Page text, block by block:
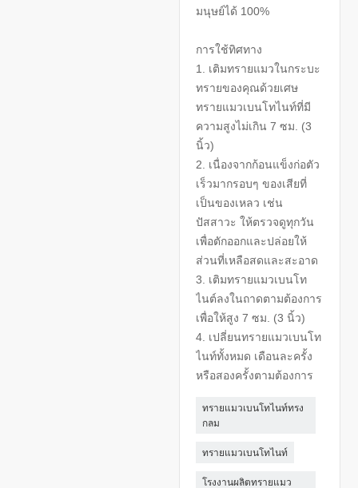
มนุษย์ได้ 100%
การใช้ทิศทาง
1. เติมทรายแมวในกระบะ
ทรายของคุณด้วยเศษ
ทรายแมวเบนโทไนท์ที่มี
ความสูงไม่เกิน 7 ซม. (3
นิ้ว)
2. เนื่องจากก้อนแข็งก่อตัว
เร็วมากรอบๆ ของเสียที่
เป็นของเหลว เช่น
ปัสสาวะ ให้ตรวจดูทุกวัน
เพื่อตักออกและปล่อยให้
ส่วนที่เหลือสดและสะอาด
3. เติมทรายแมวเบนโท
ไนต์ลงในถาดตามต้องการ
เพื่อให้สูง 7 ซม. (3 นิ้ว)
4. เปลี่ยนทรายแมวเบนโท
ไนท์ทั้งหมด เดือนละครั้ง
หรือสองครั้งตามต้องการ
ทรายแมวเบนโทไนท์ทรง
กลม
ทรายแมวเบนโทไนท์
โรงงานผลิตทรายแมว